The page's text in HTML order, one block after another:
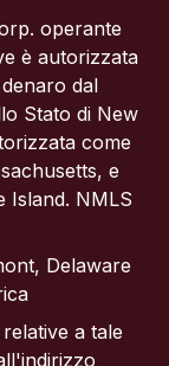
operante
è autorizzata
dal
Stato di New
come
e
Island. NMLS
Delaware
a tale